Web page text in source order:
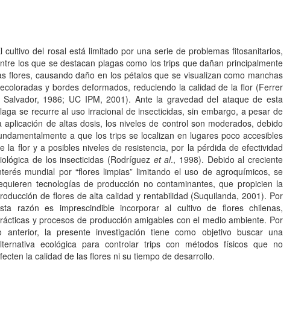
cultivo del rosal está limitado por una serie de problemas fitosanitarios,
los que se destacan plagas como los trips que dañan principalmente
flores, causando daño en los pétalos que se visualizan como manchas
y bordes deformados, reduciendo la calidad de la flor (Ferrer
Salvador, 1986; UC IPM, 2001). Ante la gravedad del ataque de esta
se recurre al uso irracional de insecticidas, sin embargo, a pesar de
aplicación de altas dosis, los niveles de control son moderados, debido
a que los trips se localizan en lugares poco accesibles
la flor y a posibles niveles de resistencia, por la pérdida de efectividad
de los insecticidas (Rodríguez et al., 1998). Debido al creciente
mundial por “flores limpias” limitando el uso de agroquímicos, se
tecnologías de producción no contaminantes, que propicien la
de flores de alta calidad y rentabilidad (Suquilanda, 2001). Por
razón es imprescindible incorporar al cultivo de flores chilenas,
y procesos de producción amigables con el medio ambiente. Por
anterior, la presente investigación tiene como objetivo buscar una
ecológica para controlar trips con métodos físicos que no
la calidad de las flores ni su tiempo de desarrollo.